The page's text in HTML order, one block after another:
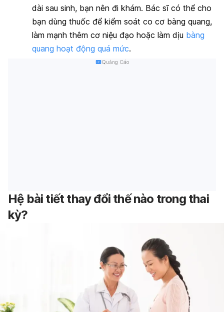
dài sau sinh, bạn nên đi khám. Bác sĩ có thể cho
bạn dùng thuốc để kiểm soát co cơ bàng quang,
làm mạnh thêm cơ niệu đạo hoặc làm dịu bàng
quang hoạt động quá mức.
Quảng Cáo
Hệ bài tiết thay đổi thế nào trong thai
kỳ?